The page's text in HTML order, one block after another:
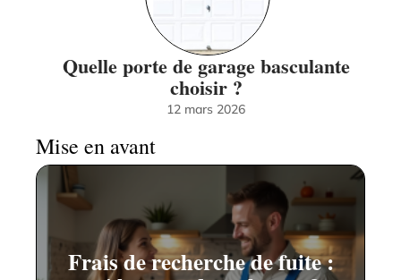
Quelle porte de garage basculante
choisir ?
12 mars 2026
Mise en avant
Frais de recherche de fuite :